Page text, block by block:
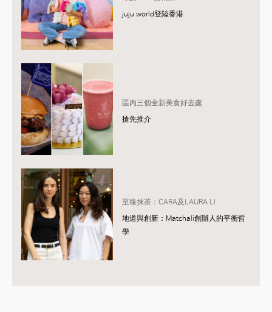
juju world登陸香港
區內三個全新美食好去處
搶先推介
至臻抹茶：CARA及LAURA LI
地道與創新：Matchali創辦人的平衡哲
學